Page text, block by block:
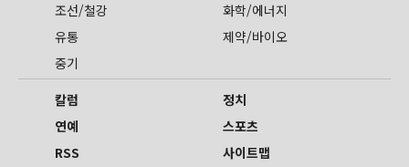
조선/철강
화학/에너지
유통
제약/바이오
중기
칼럼
정치
연예
스포츠
RSS
사이트맵